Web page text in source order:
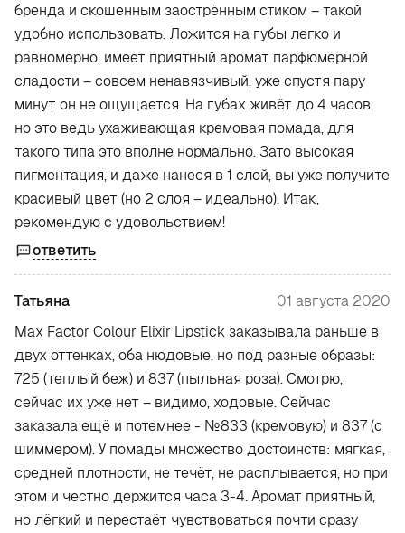
бренда и скошенным заострённым стиком – такой
удобно использовать. Ложится на губы легко и
равномерно, имеет приятный аромат парфюмерной
сладости – совсем ненавязчивый, уже спустя пару
минут он не ощущается. На губах живёт до 4 часов,
но это ведь ухаживающая кремовая помада, для
такого типа это вполне нормально. Зато высокая
пигментация, и даже нанеся в 1 слой, вы уже получите
красивый цвет (но 2 слоя – идеально). Итак,
рекомендую с удовольствием!
ответить
Татьяна
01 августа 2020
Max Factor Colour Elixir Lipstick заказывала раньше в
двух оттенках, оба нюдовые, но под разные образы:
725 (теплый беж) и 837 (пыльная роза). Смотрю,
сейчас их уже нет – видимо, ходовые. Сейчас
заказала ещё и потемнее - №833 (кремовую) и 837 (с
шиммером). У помады множество достоинств: мягкая,
средней плотности, не течёт, не расплывается, но при
этом и честно держится часа 3-4. Аромат приятный,
но лёгкий и перестаёт чувствоваться почти сразу